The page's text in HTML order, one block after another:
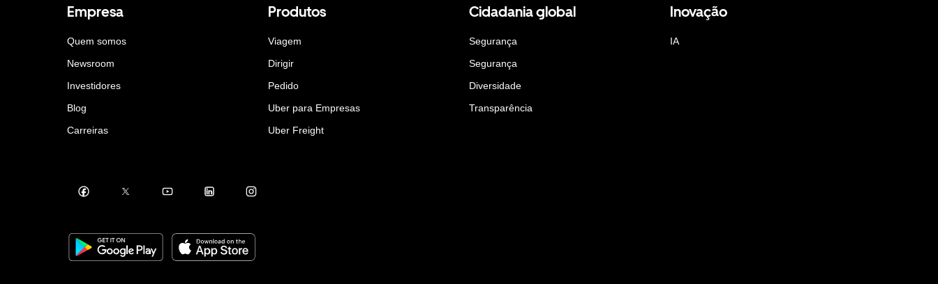
Empresa
Quem somos
Newsroom
Investidores
Blog
Carreiras
Produtos
Viagem
Dirigir
Pedido
Uber para Empresas
Uber Freight
Cidadania global
Segurança
Segurança
Diversidade
Transparência
Inovação
IA